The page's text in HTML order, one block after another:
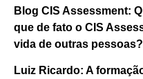
Blog CIS Assessment:
que de fato o CIS
vida de outras pessoas?
Luiz Ricardo: A